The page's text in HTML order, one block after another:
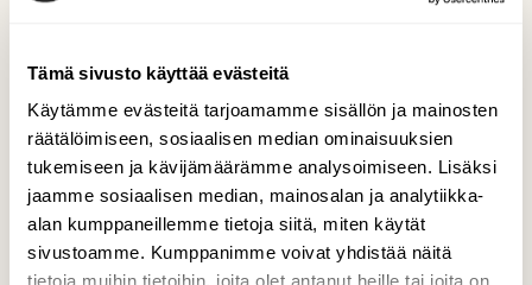
Tämä sivusto käyttää evästeitä
Käytämme evästeitä tarjoamamme sisällön ja mainosten
räätälöimiseen, sosiaalisen median ominaisuuksien
tukemiseen ja kävijämäärämme analysoimiseen. Lisäksi
jaamme sosiaalisen median, mainosalan ja analytiikka-
alan kumppaneillemme tietoja siitä, miten käytät
sivustoamme. Kumppanimme voivat yhdistää näitä
LUONNONSUOJELU
Kotimaisen broilerin kasvatus
aiheuttaa lajikatoa muualla
maailmassa